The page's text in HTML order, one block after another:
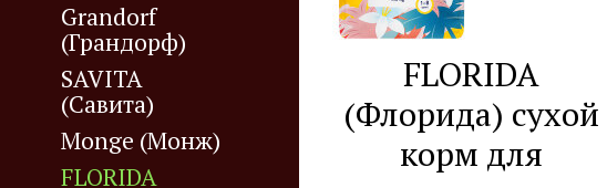
Grandorf
(Грандорф)
SAVITA
(Савита)
Monge (Монж)
FLORIDA
FLORIDA
(Флорида) сухой
корм для